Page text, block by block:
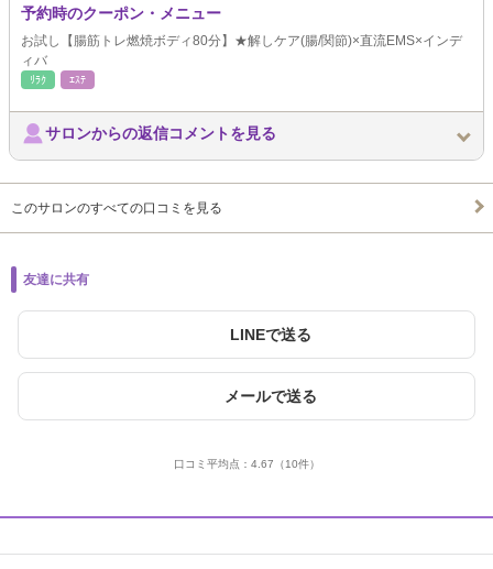
予約時のクーポン・メニュー
お試し【腸筋トレ燃焼ボディ80分】★解しケア(腸/関節)×直流EMS×インデ
ィバ
ﾘﾗｸ ｴｽﾃ
サロンからの返信コメントを見る
このサロンのすべての口コミを見る
友達に共有
LINEで送る
メールで送る
口コミ平均点： 4.67 （10件）